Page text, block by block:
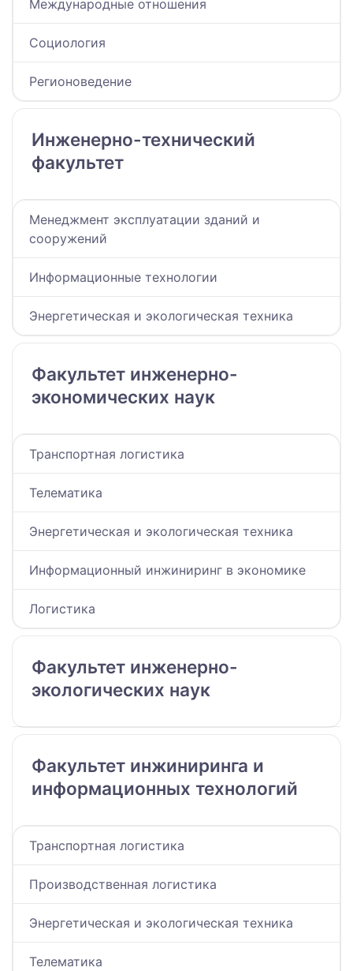
Международные отношения
Социология
Регионоведение
Инженерно-технический
факультет
Менеджмент эксплуатации зданий и
сооружений
Информационные технологии
Энергетическая и экологическая техника
Факультет инженерно-
экономических наук
Транспортная логистика
Телематика
Энергетическая и экологическая техника
Информационный инжиниринг в экономике
Логистика
Факультет инженерно-
экологических наук
Факультет инжиниринга и
информационных технологий
Транспортная логистика
Производственная логистика
Энергетическая и экологическая техника
Телематика